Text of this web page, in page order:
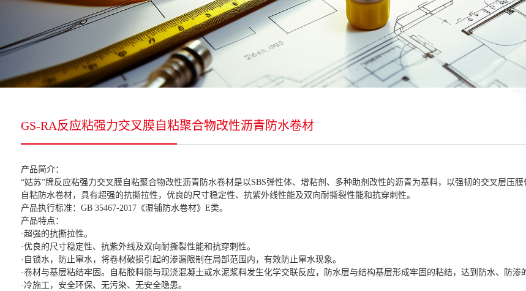
GS-RA反应粘强力交叉膜自粘聚合物改性沥青防水卷材
产品简介：
“姑苏”牌反应粘强力交叉膜自粘聚合物改性沥青防水卷材是以SBS弹性体、增粘剂、多种助剂改性的沥青为基料，以强韧的交叉层压
自粘防水卷材，具有超强的抗撕拉性，优良的尺寸稳定性、抗紫外线性能及双向耐撕裂性能和抗穿刺性。
产品执行标准：GB 35467-2017《湿铺防水卷材》E类。
产品特点：
·超强的抗撕拉性。
·优良的尺寸稳定性、抗紫外线及双向耐撕裂性能和抗穿刺性。
·自锁水，防止窜水，将卷材破损引起的渗漏限制在局部范围内，有效防止窜水现象。
·卷材与基层粘结牢固。自粘胶料能与现浇混凝土或水泥浆料发生化学交联反应，防水层与结构基层形成牢固的粘结，达到防水、防渗
·冷施工，安全环保、无污染、无安全隐患。